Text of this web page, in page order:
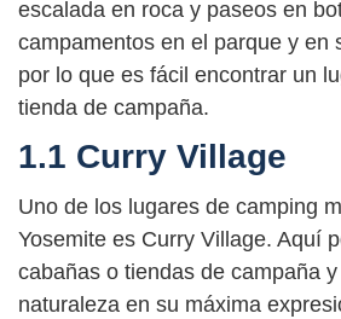
escalada en roca y paseos en
campamentos en el parque y en
por lo que es fácil encontrar un
tienda de campaña.
1.1 Curry Village
Uno de los lugares de camping
Yosemite es Curry Village. Aquí
cabañas o tiendas de campaña
naturaleza en su máxima